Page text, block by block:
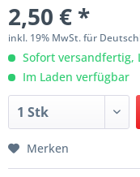
2,50 € *
inkl. 19% MwSt. für
Sofort versandfertig,
Im Laden verfügbar
Merken